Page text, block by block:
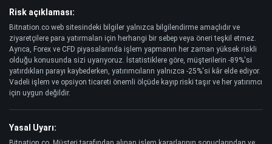
Risk açıklaması:
Bitnation.co web sitesindeki bilgiler yalnızca bilgilendirme amaçlıdır ve
ziyaretçilere para yatırmaları için herhangi bir sebep veya öneri teşkil etmez.
Ayrıca, Forex ve CFD piyasalarında işlem yapmanın her zaman yüksek riskli
olduğu konusunda sizi uyarıyoruz. İstatistiklere göre, müşterilerin -89%'si
yatırdıkları parayı kaybederken, yatırımcıların yalnızca -25%'si kâr elde ediyor.
Vadeli işlem ve opsiyon ticareti önemli ölçüde kayıp riski taşır ve her yatırımcı
için uygun değildir.
Yasal Uyarı: